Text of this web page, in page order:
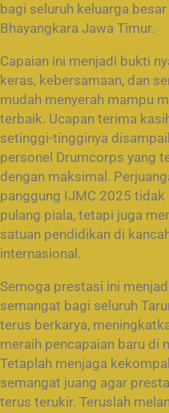
bagi seluruh keluarga
Bhayangkara Jawa Timur.
Capaian ini menjadi bukti
keras, kebersamaan, dan
mudah menyerah mampu
terbaik. Ucapan terima
setinggi-tingginya
personel Drumcorps yang
dengan maksimal.
panggung IJMC 2025 tidak
pulang piala, tetapi juga
satuan pendidikan di
internasional.
Semoga prestasi ini
semangat bagi seluruh
terus berkarya,
meraih pencapaian baru di
Tetaplah menjaga
semangat juang agar
terus terukir. Teruslah